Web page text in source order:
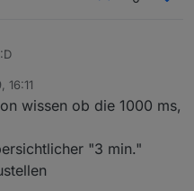
bei timeouts bzw.
Ende weggelassen würde
"mockup")?
lassen um zu zeigen, dass
umgerechnet wird?
16:11
wissen ob die 1000 ms,
"3 min."